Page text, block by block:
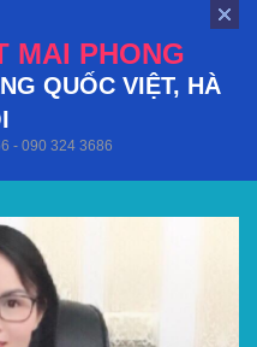
MAI PHONG
QUỐC VIỆT, HÀ
- 090 324 3686